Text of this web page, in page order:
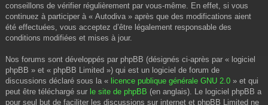
conseillons de vérifier régulièrement par vous-même. En effet, si vous
continuez à participer à « Autodiva » après que des modifications aient
été effectuées, vous acceptez d’être légalement responsable des
conditions modifiées et mises à jour.
Nos forums sont développés par phpBB (désignés ci-après par « logiciel
phpBB » et « phpBB Limited ») qui est un logiciel de forum de
discussions déclaré sous la « licence publique générale GNU 2.0 » et qui
peut être téléchargé sur le site de phpBB (en anglais). Le logiciel phpBB a
pour seul but de faciliter les discussions sur internet et phpBB Limited ne